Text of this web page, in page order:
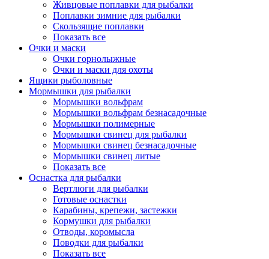
Живцовые поплавки для рыбалки
Поплавки зимние для рыбалки
Скользящие поплавки
Показать все
Очки и маски
Очки горнолыжные
Очки и маски для охоты
Ящики рыболовные
Мормышки для рыбалки
Мормышки вольфрам
Мормышки вольфрам безнасадочные
Мормышки полимерные
Мормышки свинец для рыбалки
Мормышки свинец безнасадочные
Мормышки свинец литые
Показать все
Оснастка для рыбалки
Вертлюги для рыбалки
Готовые оснастки
Карабины, крепежи, застежки
Кормушки для рыбалки
Отводы, коромысла
Поводки для рыбалки
Показать все